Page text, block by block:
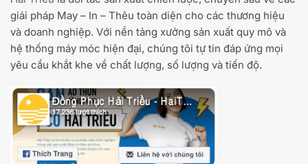
giải pháp May – In – Thêu toàn diện cho các thương hiệu
và doanh nghiệp. Với nền tảng xưởng sản xuất quy mô và
hệ thống máy móc hiện đại, chúng tôi tự tin đáp ứng mọi
yêu cầu khắt khe về chất lượng, số lượng và tiến độ.